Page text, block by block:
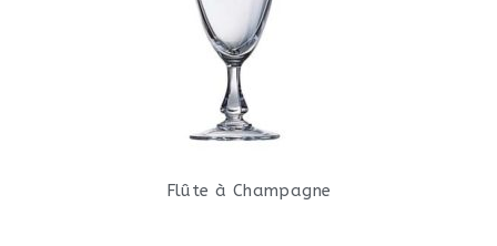
Flûte à Champagne